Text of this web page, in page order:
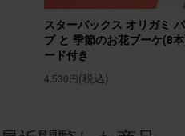
友人母
んで
スターバックス オリガミ
プ と 季節のお花ブーケ(8
ード付き
4,530円(税込)